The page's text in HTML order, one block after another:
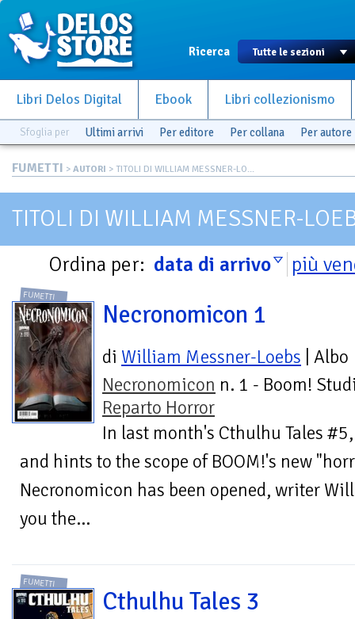
Ricerca
Libri Delos Digital Ebook Libri collezionismo
Sfoglia per Ultimi arrivi Per editore Per collana Per autore
FUMETTI > AUTORI > TITOLI DI WILLIAM MESSNER-LO...
TITOLI DI WILLIAM MESSNER-
Ordina per: data di arrivo più
FUMETTI
Necronomicon 1
di William Messner-Loebs | Albo
Necronomicon n. 1 - Boom!
Reparto Horror
In last month's Cthulhu Tales
and hints to the scope of BOOM!'s new
Necronomicon has been opened, writer
you the...
FUMETTI
Cthulhu Tales 3